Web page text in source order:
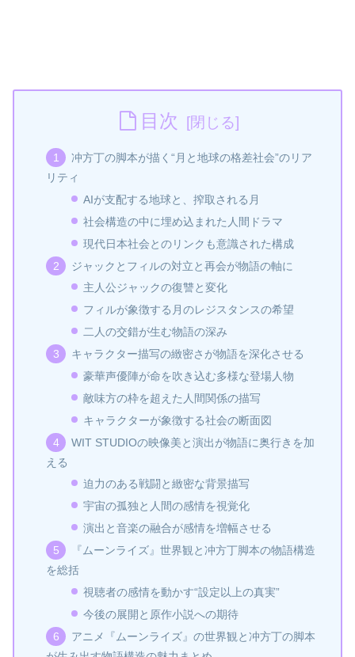
目次
冲方丁の脚本が描く“月と地球の格差社会”のリア
リティ
AIが支配する地球と、搾取される月
社会構造の中に埋め込まれた人間ドラマ
現代日本社会とのリンクも意識された構成
ジャックとフィルの対立と再会が物語の軸に
主人公ジャックの復讐と変化
フィルが象徴する月のレジスタンスの希望
二人の交錯が生む物語の深み
キャラクター描写の緻密さが物語を深化させる
豪華声優陣が命を吹き込む多様な登場人物
敵味方の枠を超えた人間関係の描写
キャラクターが象徴する社会の断面図
WIT STUDIOの映像美と演出が物語に奥行きを加
える
迫力のある戦闘と緻密な背景描写
宇宙の孤独と人間の感情を視覚化
演出と音楽の融合が感情を増幅させる
『ムーンライズ』世界観と冲方丁脚本の物語構造
を総括
視聴者の感情を動かす“設定以上の真実”
今後の展開と原作小説への期待
アニメ『ムーンライズ』の世界観と冲方丁の脚本